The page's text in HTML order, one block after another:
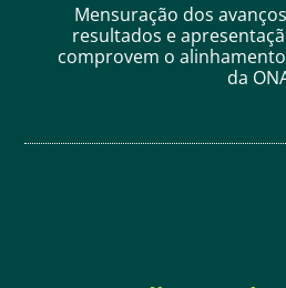
Mensuração dos
resultados e
comprovem o
da